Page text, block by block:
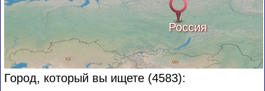
Россия
Город, который вы ищете (4583):